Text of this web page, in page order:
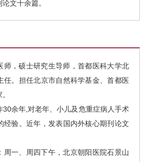
论文十余篇。
师，硕士研究生导师，首都医科大学北
任。担任北京市自然科学基金、首都医
30余年,对老年、小儿及危重症病人手术
经验。近年，发表国内外核心期刊论文
周一、周四下午，北京朝阳医院石景山